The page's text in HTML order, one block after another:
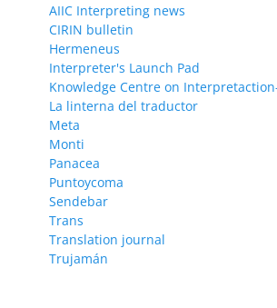
AIIC Interpreting news
CIRIN bulletin
Hermeneus
Interpreter's Launch Pad
Knowledge Centre on
La linterna del traductor
Meta
Monti
Panacea
Puntoycoma
Sendebar
Trans
Translation journal
Trujamán